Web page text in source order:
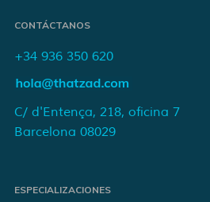
CONTÁCTANOS
+34 936 350 620
C/ d'Entença, 218, oficina 7
Barcelona 08029
ESPECIALIZACIONES